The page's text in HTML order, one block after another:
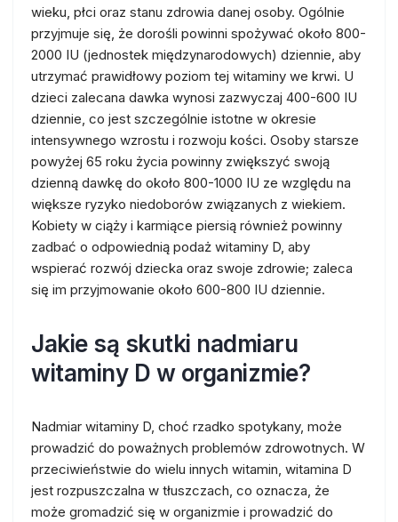
wieku, płci oraz stanu zdrowia danej osoby. Ogólnie
przyjmuje się, że dorośli powinni spożywać około 800-
2000 IU (jednostek międzynarodowych) dziennie, aby
utrzymać prawidłowy poziom tej witaminy we krwi. U
dzieci zalecana dawka wynosi zazwyczaj 400-600 IU
dziennie, co jest szczególnie istotne w okresie
intensywnego wzrostu i rozwoju kości. Osoby starsze
powyżej 65 roku życia powinny zwiększyć swoją
dzienną dawkę do około 800-1000 IU ze względu na
większe ryzyko niedoborów związanych z wiekiem.
Kobiety w ciąży i karmiące piersią również powinny
zadbać o odpowiednią podaż witaminy D, aby
wspierać rozwój dziecka oraz swoje zdrowie; zaleca
się im przyjmowanie około 600-800 IU dziennie.
Jakie są skutki nadmiaru
witaminy D w organizmie?
Nadmiar witaminy D, choć rzadko spotykany, może
prowadzić do poważnych problemów zdrowotnych. W
przeciwieństwie do wielu innych witamin, witamina D
jest rozpuszczalna w tłuszczach, co oznacza, że
może gromadzić się w organizmie i prowadzić do